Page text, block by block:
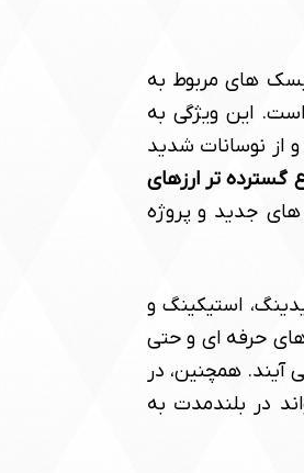
های مربوط به
است. این ویژگی به
از نوسانات شدید
گسترده تر ارزهای
جدید و پروژه
استیکینگ و
حرفه ای و حتی
همچنین، در
در بلندمدت به